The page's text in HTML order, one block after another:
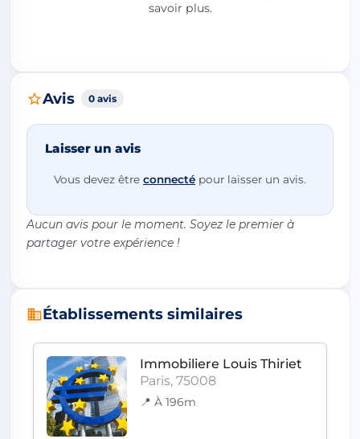
savoir plus.
Avis 0 avis
Laisser un avis
Vous devez être connecté pour laisser un avis.
Aucun avis pour le moment. Soyez le premier à
partager votre expérience !
Établissements similaires
Immobiliere Louis Thiriet
Paris, 75008
📍 À 196m